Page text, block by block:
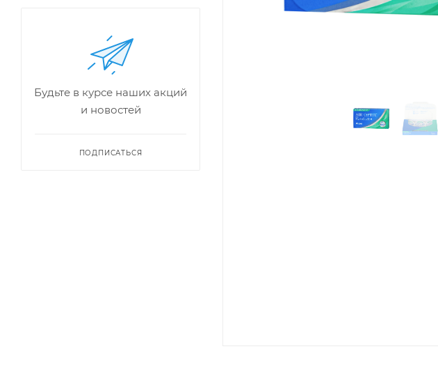
Будьте в курсе наших акций
и новостей
ПОДПИСАТЬСЯ